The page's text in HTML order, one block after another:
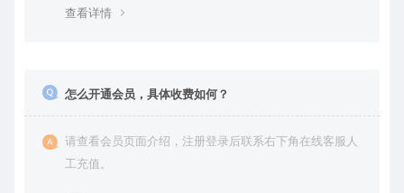
查看详情
怎么开通会员，具体收费如何？
请查看会员页面介绍，注册登录后联系右下角在线客服人
工充值。